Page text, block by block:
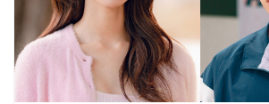
จองแฮอิน – ฮายอง เติมความหวานแ
หนึบติดใจใน Our Sticky Love ซีรี
Netflix
TANTARAT 04/08/2026